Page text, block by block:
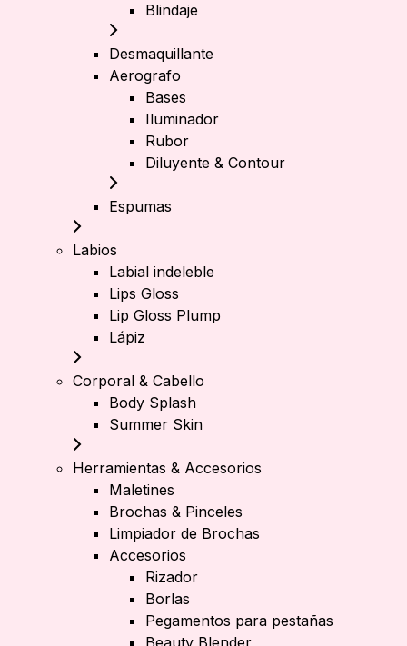
Blindaje
Desmaquillante
Aerografo
Bases
Iluminador
Rubor
Diluyente & Contour
Espumas
Labios
Labial indeleble
Lips Gloss
Lip Gloss Plump
Lápiz
Corporal & Cabello
Body Splash
Summer Skin
Herramientas & Accesorios
Maletines
Brochas & Pinceles
Limpiador de Brochas
Accesorios
Rizador
Borlas
Pegamentos para pestañas
Beauty Blender